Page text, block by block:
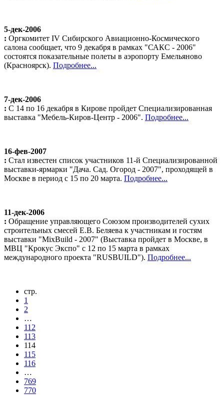
5-дек-2006
: Оргкомитет IV Сибирского Авиационно-Космического
салона сообщает, что 9 декабря в рамках "САКС - 2006"
состоятся показательные полеты в аэропорту Емельяново
(Красноярск). Подробнее...
7-дек-2006
: С 14 по 16 декабря в Кирове пройдет Специализированная
выставка "Мебель-Киров-Центр - 2006". Подробнее...
16-фев-2007
: Стал известен список участников 11-й Специализированной
выставки-ярмарки "Дача. Сад. Огород - 2007", проходящей в
Москве в период с 15 по 20 марта. Подробнее...
11-дек-2006
: Обращение управляющего Союзом производителей сухих
строительных смесей Е.В. Беляева к участникам и гостям
выставки "MixBuild - 2007" (Выставка пройдет в Москве, в
МВЦ "Крокус Экспо" с 12 по 15 марта в рамках
международного проекта "RUSBUILD"). Подробнее...
стр.
1
2
…
112
113
114
115
116
…
769
770